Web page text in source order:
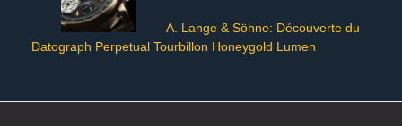
A. Lange & Söhne: Découverte du
Datograph Perpetual Tourbillon Honeygold Lumen